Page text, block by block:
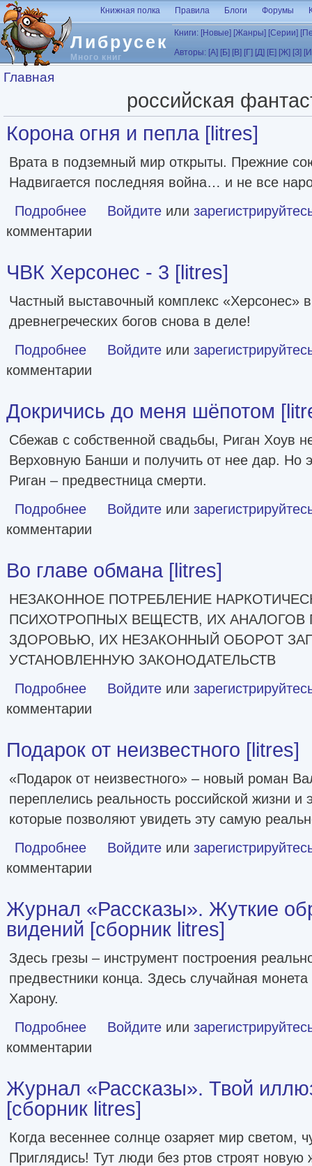
Перейти к основному содержанию
Либрусек
Много книг
Книжная полка Правила Блоги Форумы
Книги: [Новые] [Жанры] [Серии]
Авторы: [А] [Б] [В] [Г] [Д] [Е] [Ж] [З]
Вы здесь
Главная
российская
Корона огня и пепла [litres]
Врата в подземный мир открыты. Прежние
Надвигается последняя война… и не все
Подробнее о Корона огня и пепла [litres]
Войдите или
комментарии
ЧВК Херсонес - 3 [litres]
Частный выставочный комплекс «Херсонес»
древнегреческих богов снова в деле!
Подробнее о ЧВК Херсонес - 3 [litres]
Войдите или
комментарии
Докричись до меня шёпотом
Сбежав с собственной свадьбы, Риган Хоув
Верховную Банши и получить от нее дар. Но
Риган – предвестница смерти.
Подробнее о Докричись до меня шёпотом [litres]
Войдите или
комментарии
Во главе обмана [litres]
НЕЗАКОННОЕ ПОТРЕБЛЕНИЕ
ПСИХОТРОПНЫХ ВЕЩЕСТВ, ИХ АНАЛОГОВ
ЗДОРОВЬЮ, ИХ НЕЗАКОННЫЙ ОБОРОТ
УСТАНОВЛЕННУЮ ЗАКОНОДАТЕЛЬСТВ
Подробнее о Во главе обмана [litres]
Войдите или
комментарии
Подарок от неизвестного [litres]
«Подарок от неизвестного» – новый роман
переплелись реальность российской жизни
которые позволяют увидеть эту самую
Подробнее о Подарок от неизвестного [litres]
Войдите или
комментарии
Журнал «Рассказы». Жуткие
видений [сборник litres]
Здесь грезы – инструмент построения
предвестники конца. Здесь случайная
Харону.
Подробнее о Журнал «Рассказы». Жуткие образы ночных видений
Войдите или
комментарии
Журнал «Рассказы». Твой
[сборник litres]
Когда весеннее солнце озаряет мир светом,
Приглядись! Тут люди без ртов строят